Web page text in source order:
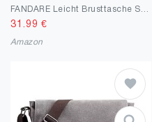
31.99 €
Amazon